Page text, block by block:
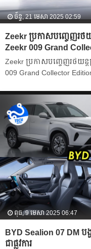
ច័ន្ទ, 21 មេសា 2025 02:59
Zeekr ប្រកាសបញ្ចេញរថ
Zeekr 009 Grand
Zeekr ប្រកាសបញ្ចេញរថយន្
009 Grand Collector
ពុធ, 9 មេសា 2025 06:47
BYD Sealion 07 DM ប
ជាផ្លូវការ